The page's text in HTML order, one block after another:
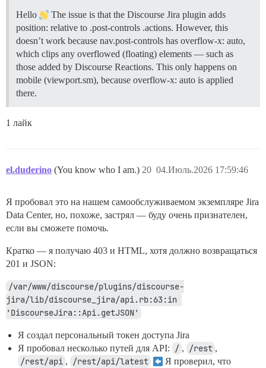
Hello
The issue is that the Discourse Jira plugin adds
position: relative to .post-controls .actions. However, this
doesn’t work because nav.post-controls has overflow-x: auto,
which clips any overflowed (floating) elements — such as
those added by Discourse Reactions. This only happens on
mobile (viewport.sm), because overflow-x: auto is applied
there.
1 лайк
el.duderino (You know who I am.) 04.Июль.2026 17:59:46
20
Я пробовал это на нашем самообслуживаемом экземпляре Jira
Data Center, но, похоже, застрял — буду очень признателен,
если вы сможете помочь.
Кратко — я получаю 403 и HTML, хотя должно возвращаться
201 и JSON:
/var/www/discourse/plugins/discourse-
jira/lib/discourse_jira/api.rb:63:in
'DiscourseJira::Api.getJSON'
Я создал персональный токен доступа Jira
Я пробовал несколько путей для API:
/ , /rest ,
/rest/api , /rest/api/latest
Я проверил, что